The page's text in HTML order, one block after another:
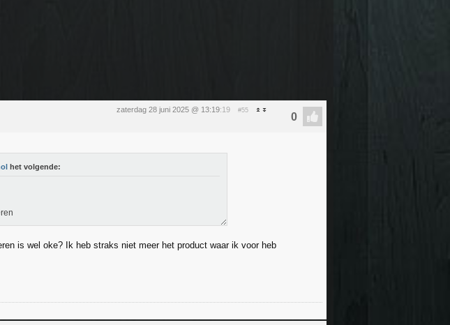
zaterdag 28 juni 2025 @ 13:19:19 #55
het volgende:
is wel oke? Ik heb straks niet meer het product waar ik voor heb